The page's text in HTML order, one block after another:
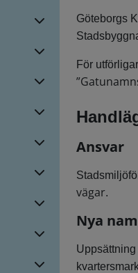
Göteborgs
För
Ansvar
vägar.
Nya